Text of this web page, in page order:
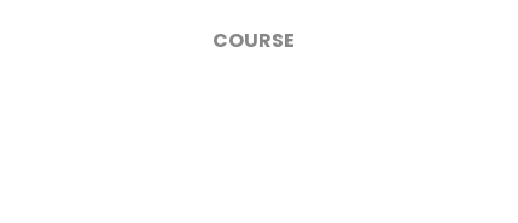
COURSE